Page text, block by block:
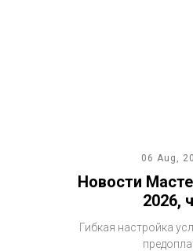
06 Aug,
Новости
2026,
Гибкая настройка